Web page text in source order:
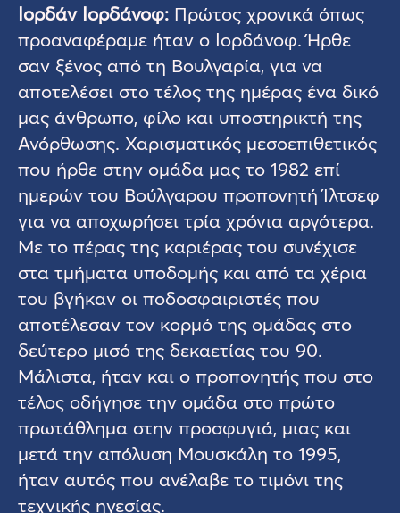
Ιορδάν Ιορδάνοφ: Πρώτος χρονικά όπως
προαναφέραμε ήταν ο Ιορδάνοφ. Ήρθε
σαν ξένος από τη Βουλγαρία, για να
αποτελέσει στο τέλος της ημέρας ένα δικό
μας άνθρωπο, φίλο και υποστηρικτή της
Ανόρθωσης. Χαρισματικός μεσοεπιθετικός
που ήρθε στην ομάδα μας το 1982 επί
ημερών του Βούλγαρου προπονητή Ίλτσεφ
για να αποχωρήσει τρία χρόνια αργότερα.
Με το πέρας της καριέρας του συνέχισε
στα τμήματα υποδομής και από τα χέρια
του βγήκαν οι ποδοσφαιριστές που
αποτέλεσαν τον κορμό της ομάδας στο
δεύτερο μισό της δεκαετίας του 90.
Μάλιστα, ήταν και ο προπονητής που στο
τέλος οδήγησε την ομάδα στο πρώτο
πρωτάθλημα στην προσφυγιά, μιας και
μετά την απόλυση Μουσκάλη το 1995,
ήταν αυτός που ανέλαβε το τιμόνι της
τεχνικής ηγεσίας.